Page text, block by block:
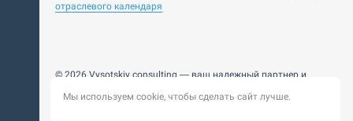
отраслевого календаря
© 2026 Vysotskiy consulting — ваш надежный партнер и
Цифровизация, BIM, ИИ. Внедряем и оптимизируем
Мы используем cookie, чтобы сделать сайт лучше.